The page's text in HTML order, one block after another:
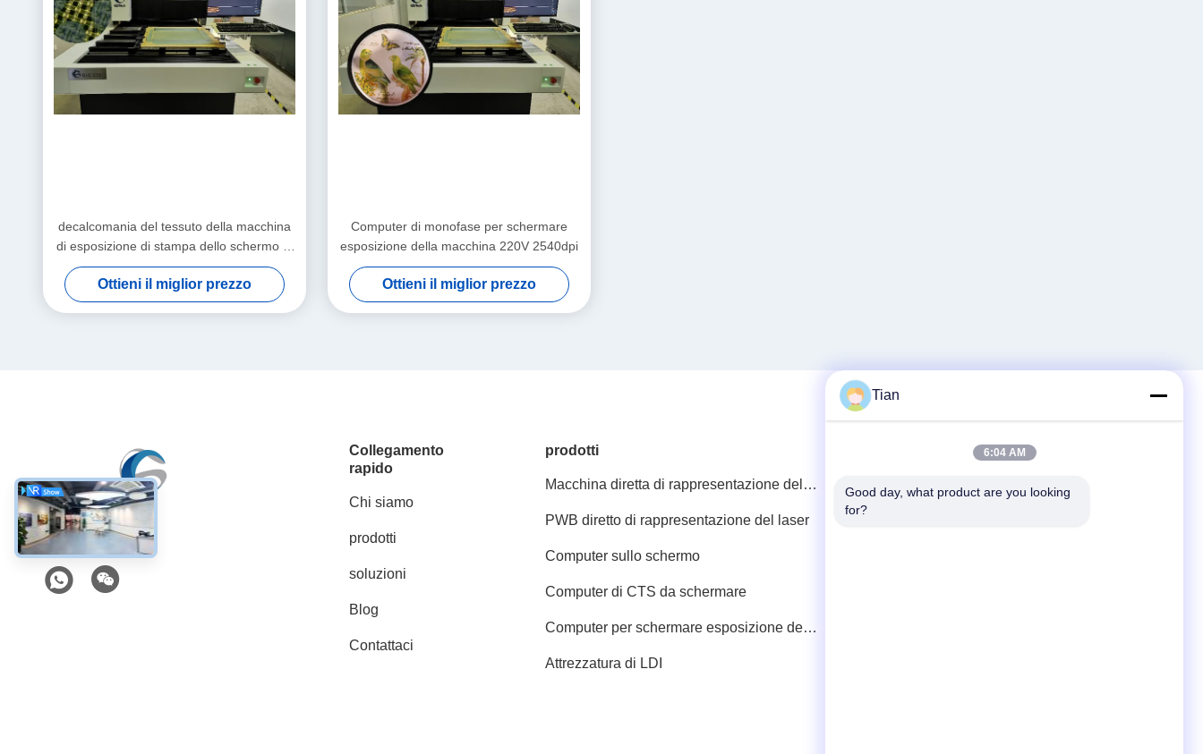
decalcomania del tessuto della macchina
di esposizione di stampa dello schermo di
1000x1100mm
Ottieni il miglior prezzo
Computer di monofase per schermare
esposizione della macchina 220V 2540dpi
Ottieni il miglior prezzo
Mezzi sociali
Collegamento
rapido
Chi siamo
prodotti
soluzioni
Blog
Contattaci
prodotti
Macchina diretta di rappresentazione del
PWB diretto di rappresentazione del laser
Computer sullo schermo
Computer di CTS da schermare
Computer per schermare esposizione della
Attrezzatura di LDI
Contatto rapido
Telefono
Tian
6:04 AM
Good day, what product are you looking
for?